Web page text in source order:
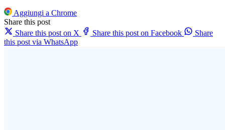
Aggiungi a Chrome
Share this post
Share this post on X
Share this post on Facebook
Share
this post via WhatsApp